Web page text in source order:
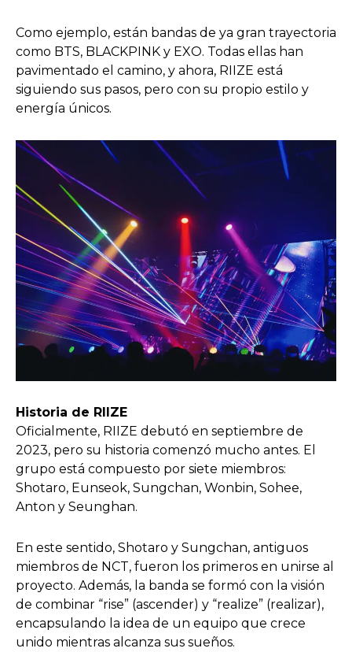
Como ejemplo, están bandas de ya gran trayectoria
como BTS, BLACKPINK y EXO. Todas ellas han
pavimentado el camino, y ahora, RIIZE está
siguiendo sus pasos, pero con su propio estilo y
energía únicos.
Historia de RIIZE
Oficialmente, RIIZE debutó en septiembre de
2023, pero su historia comenzó mucho antes. El
grupo está compuesto por siete miembros:
Shotaro, Eunseok, Sungchan, Wonbin, Sohee,
Anton y Seunghan.
En este sentido, Shotaro y Sungchan, antiguos
miembros de NCT, fueron los primeros en unirse al
proyecto. Además, la banda se formó con la visión
de combinar “rise” (ascender) y “realize” (realizar),
encapsulando la idea de un equipo que crece
unido mientras alcanza sus sueños.